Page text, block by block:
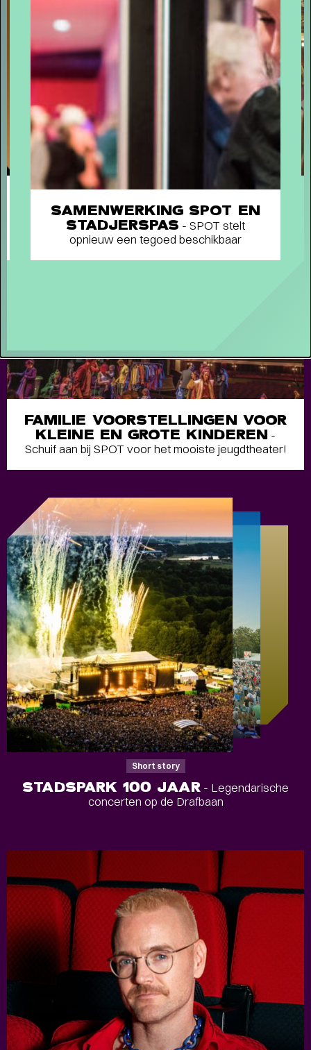
WAAROM MEMBER WORDEN?- Als
member steun je ons én profiteer je van veel
voordelen, zoals voorrang bij de kaartverkoop.
FAMILIE VOORSTELLINGEN VOOR
KLEINE EN GROTE KINDEREN -
Schuif aan bij SPOT voor het mooiste jeugdtheater!
Short story
STADSPARK 100 JAAR - Legendarische
concerten op de Drafbaan
SAMENWERKING SPOT EN
STADJERSPAS - SPOT stelt
opnieuw een tegoed beschikbaar